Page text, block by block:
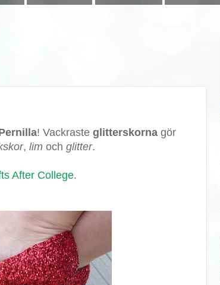
! Vackraste glitterskorna gör
, lim och glitter.
After College.